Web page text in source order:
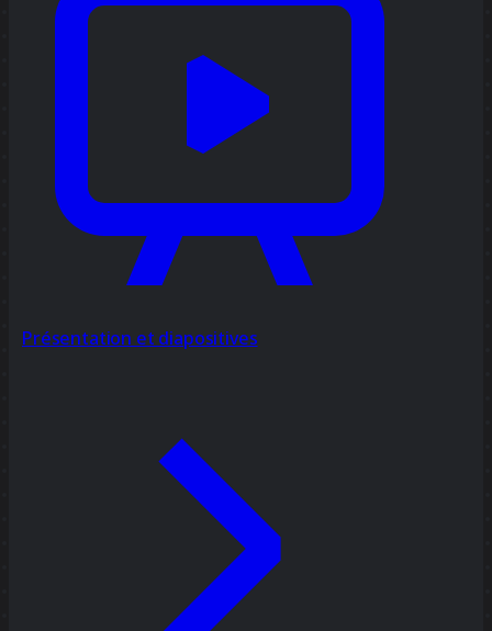
Présentation et diapositives